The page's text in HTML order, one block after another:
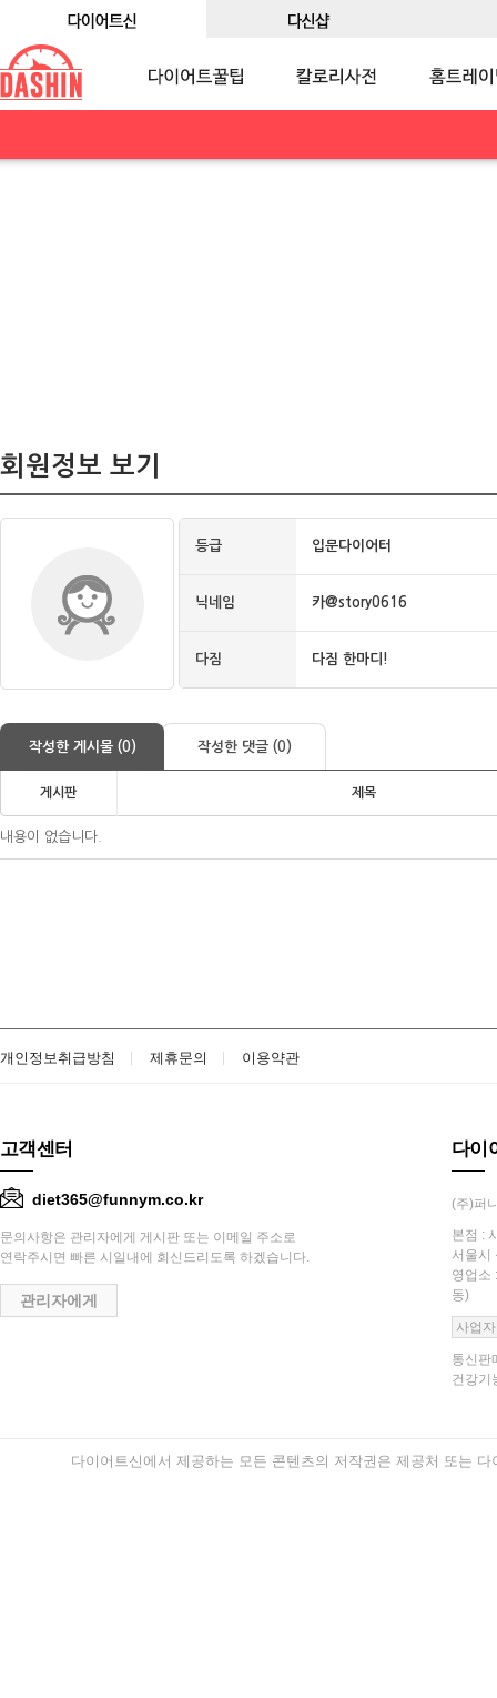
회원정보 보기
등급 입문다이어터
닉네임 카@story0616
다짐 다짐 한마디!
작성한 게시물 (0) 작성한 댓글 (0)
게시판 제목
내용이 없습니다.
개인정보취급방침 제휴문의 이용약관
고객센터
diet365@funnym.co.kr
문의사항은 관리자에게 게시판 또는 이메일 주소로
연락주시면 빠른 시일내에 회신드리도록 하겠습니다.
관리자에게
다이
(주)퍼
본점 :
서울시
영업소
동)
사업
통신판
건강기
다이어트신에서 제공하는 모든 콘텐츠의 저작권은 제공처 또는